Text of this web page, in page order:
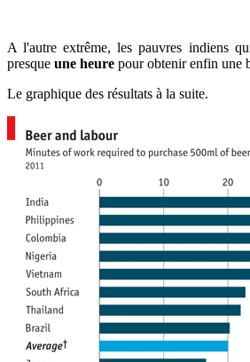
A l'autre extrême, les pauvres indiens
presque une heure pour obtenir enfin une
Le graphique des résultats à la suite.